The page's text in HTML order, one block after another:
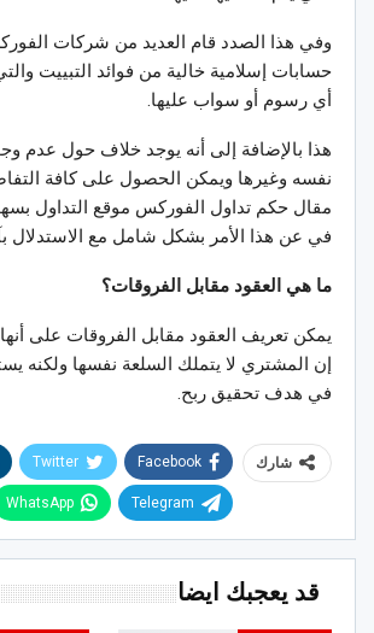
وفي هذا الصدد قام العديد من شركات
حسابات إسلامية خالية من فوائد التبييت
أي رسوم أو سواب عليها.
هذا بالإضافة إلى أنه يوجد خلاف حول عدم
نفسه وغيرها ويمكن الحصول على كافة
مقال حكم تداول الفوركس موقع التداول
في عن هذا الأمر بشكل شامل مع الاستدلال
ما هي العقود مقابل الفروقات؟
يمكن تعريف العقود مقابل الفروقات على
إن المشتري لا يتملك السلعة نفسها ولكنه
في هدف تحقيق ربح.
شارك Facebook
Twitter
Telegram
WhatsApp
قد يعجبك ايضا